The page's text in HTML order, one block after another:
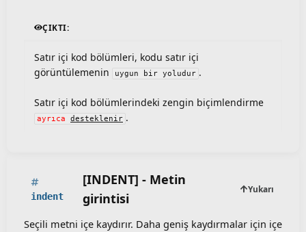
ÇIKTI:
Satır içi kod bölümleri, kodu satır içi
görüntülemenin
uygun bir yoludur .
Satır içi kod bölümlerindeki zengin biçimlendirme
ayrıca desteklenir .
indent
[INDENT] - Metin
girintisi
Yukarı
Seçili metni içe kaydırır. Daha geniş kaydırmalar için içe